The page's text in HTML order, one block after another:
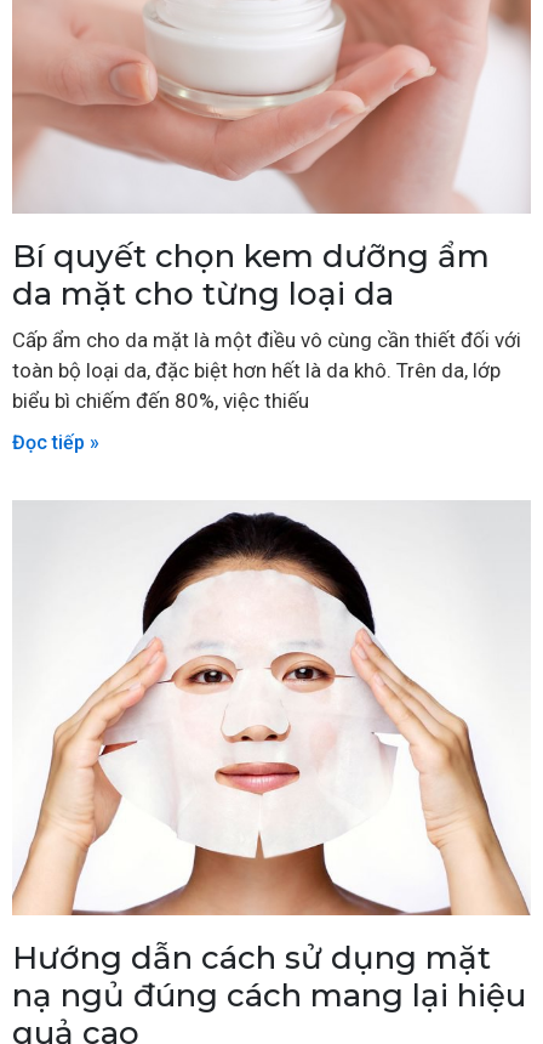
Bí quyết chọn kem dưỡng ẩm
da mặt cho từng loại da
Cấp ẩm cho da mặt là một điều vô cùng cần thiết đối với
toàn bộ loại da, đặc biệt hơn hết là da khô. Trên da, lớp
biểu bì chiếm đến 80%, việc thiếu
Đọc tiếp »
Hướng dẫn cách sử dụng mặt
nạ ngủ đúng cách mang lại hiệu
quả cao